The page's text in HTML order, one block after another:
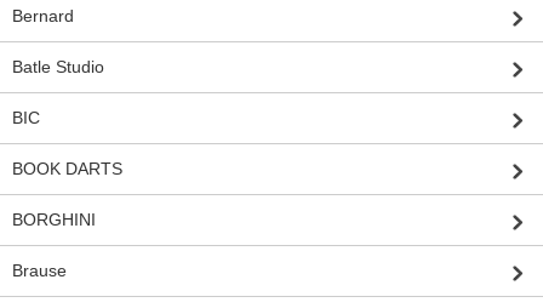
Bernard
Batle Studio
BIC
BOOK DARTS
BORGHINI
Brause